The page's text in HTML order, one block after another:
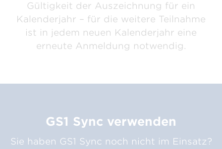
Gültigkeit der Auszeichnung für ein
Kalenderjahr – für die weitere Teilnahme
ist in jedem neuen Kalenderjahr eine
erneute Anmeldung notwendig.
GS1 Sync verwenden
Sie haben GS1 Sync noch nicht im Einsatz?